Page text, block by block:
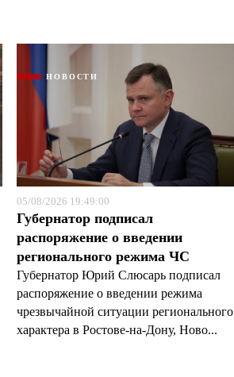
НОВОСТИ
05/08/2026 19:49:00
Губернатор подписал
распоряжение о введении
регионального режима ЧС
Губернатор Юрий Слюсарь подписал
распоряжение о введении режима
чрезвычайной ситуации регионального
характера в Ростове-на-Дону, Ново...